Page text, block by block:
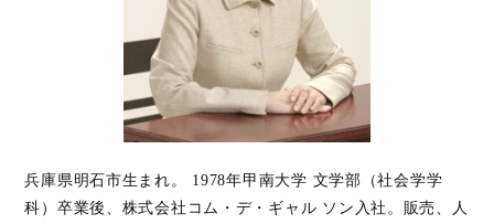
兵庫県明石市生まれ。 1978年甲南大学 文学部（社会学学
科）卒業後、株式会社コム・デ・ギャル ソン入社。販売、人